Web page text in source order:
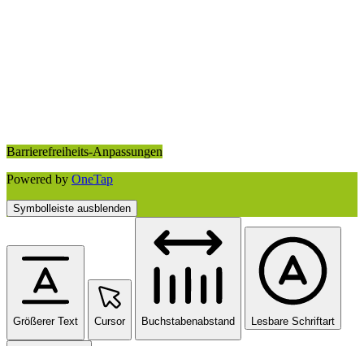
Barrierefreiheits-Anpassungen
Powered by OneTap
Symbolleiste ausblenden
Größerer Text Cursor Buchstabenabstand Lesbare Schriftart